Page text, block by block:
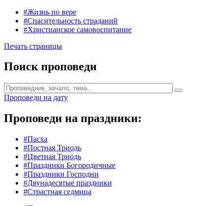
#Жизнь по вере
#Спасительность страданий
#Христианское самовоспитание
Печать страницы
Поиск проповеди
Проповеди на дату
Проповеди на праздники:
#Пасха
#Постная Триодь
#Цветная Триодь
#Праздники Богородичные
#Праздники Господни
#Двунадесятые праздники
#Страстная седмица